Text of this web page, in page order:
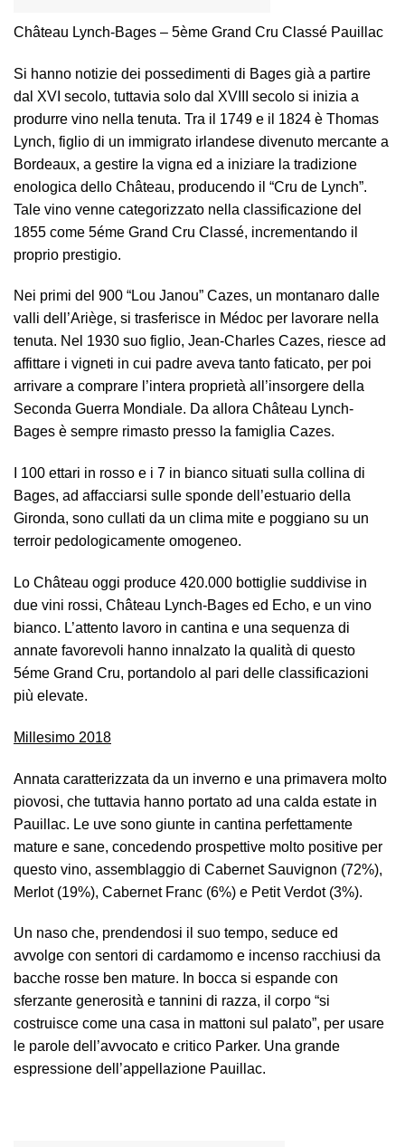
Château Lynch-Bages – 5ème Grand Cru Classé Pauillac
Si hanno notizie dei possedimenti di Bages già a partire
dal XVI secolo, tuttavia solo dal XVIII secolo si inizia a
produrre vino nella tenuta. Tra il 1749 e il 1824 è Thomas
Lynch, figlio di un immigrato irlandese divenuto mercante a
Bordeaux, a gestire la vigna ed a iniziare la tradizione
enologica dello Château, producendo il “Cru de Lynch”.
Tale vino venne categorizzato nella classificazione del
1855 come 5éme Grand Cru Classé, incrementando il
proprio prestigio.
Nei primi del 900 “Lou Janou” Cazes, un montanaro dalle
valli dell’Ariège, si trasferisce in Médoc per lavorare nella
tenuta. Nel 1930 suo figlio, Jean-Charles Cazes, riesce ad
affittare i vigneti in cui padre aveva tanto faticato, per poi
arrivare a comprare l’intera proprietà all’insorgere della
Seconda Guerra Mondiale. Da allora Château Lynch-
Bages è sempre rimasto presso la famiglia Cazes.
I 100 ettari in rosso e i 7 in bianco situati sulla collina di
Bages, ad affacciarsi sulle sponde dell’estuario della
Gironda, sono cullati da un clima mite e poggiano su un
terroir pedologicamente omogeneo.
Lo Château oggi produce 420.000 bottiglie suddivise in
due vini rossi, Château Lynch-Bages ed Echo, e un vino
bianco. L’attento lavoro in cantina e una sequenza di
annate favorevoli hanno innalzato la qualità di questo
5éme Grand Cru, portandolo al pari delle classificazioni
più elevate.
Millesimo 2018
Annata caratterizzata da un inverno e una primavera molto
piovosi, che tuttavia hanno portato ad una calda estate in
Pauillac. Le uve sono giunte in cantina perfettamente
mature e sane, concedendo prospettive molto positive per
questo vino, assemblaggio di Cabernet Sauvignon (72%),
Merlot (19%), Cabernet Franc (6%) e Petit Verdot (3%).
Un naso che, prendendosi il suo tempo, seduce ed
avvolge con sentori di cardamomo e incenso racchiusi da
bacche rosse ben mature. In bocca si espande con
sferzante generosità e tannini di razza, il corpo “si
costruisce come una casa in mattoni sul palato”, per usare
le parole dell’avvocato e critico Parker. Una grande
espressione dell’appellazione Pauillac.